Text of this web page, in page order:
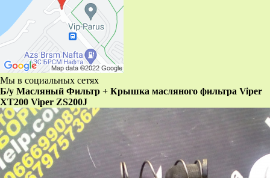
Мы в социальных сетях
Б/у Масляный Фильтр + Крышка масляного фильтра Viper
XT200 Viper ZS200J